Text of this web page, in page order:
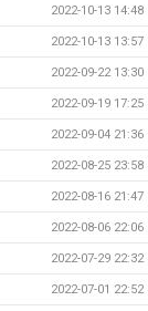
2022-10-13 14:48
2022-10-13 13:57
2022-09-22 13:30
2022-09-19 17:25
2022-09-04 21:36
2022-08-25 23:58
2022-08-16 21:47
2022-08-06 22:06
2022-07-29 22:32
2022-07-01 22:52